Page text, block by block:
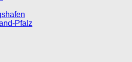
Pfalz